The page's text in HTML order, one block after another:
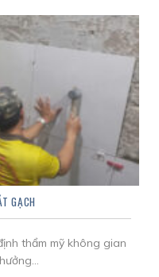
GẠCH
thẩm mỹ không gian